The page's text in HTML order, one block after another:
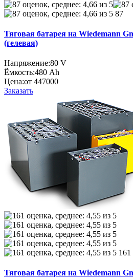
87
Тяговая батарея на Wiedemann
(гелевая)
Напряжение:80 V
Ёмкость:480 Ah
Цена:от 447000
Заказать
161
Тяговая батарея на Wiedemann